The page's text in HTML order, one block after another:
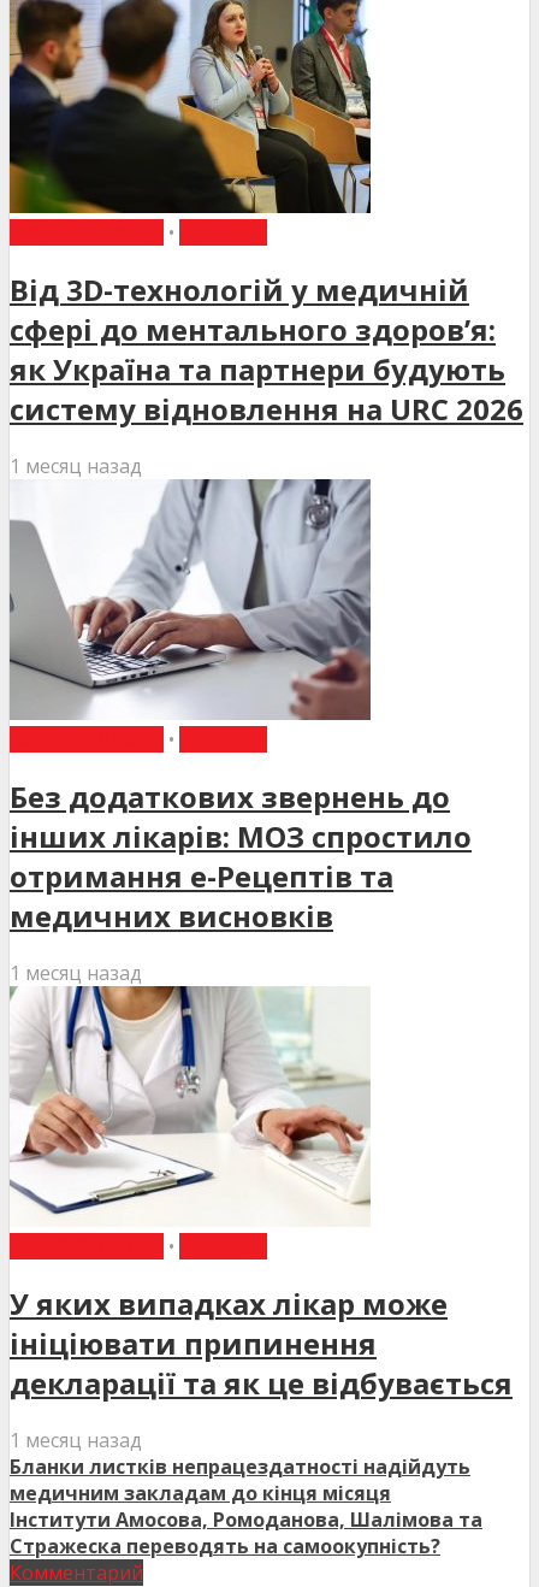
•
Від 3D-технологій у медичній
сфері до ментального здоров’я:
як Україна та партнери будують
систему відновлення на URC 2026
1 месяц назад
•
Без додаткових звернень до
інших лікарів: МОЗ спростило
отримання е-Рецептів та
медичних висновків
1 месяц назад
•
У яких випадках лікар може
ініціювати припинення
декларації та як це відбувається
1 месяц назад
Бланки листків непрацездатності надійдуть
медичним закладам до кінця місяця
Інститути Амосова, Ромоданова, Шалімова та
Стражеска переводять на самоокупність?
Комментарий